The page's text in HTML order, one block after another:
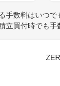
料
手数料はいつで
立買付時でも手